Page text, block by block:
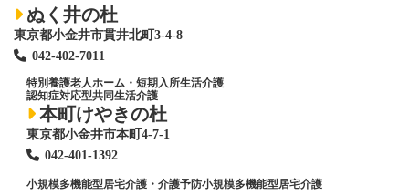
ぬく井の杜
東京都小金井市貫井北町3-4-8
042-402-7011
特別養護老人ホーム ・短期入所生活介護
認知症対応型共同生活介護
本町けやきの杜
東京都小金井市本町4-7-1
042-401-1392
小規模多機能型居宅介護・介護予防小規模多機能型居宅介護